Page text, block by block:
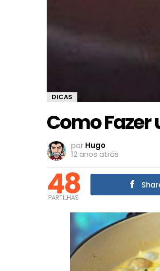
DICAS
Como Fazer
por Hugo
12 anos atrás
48
PARTILHAS